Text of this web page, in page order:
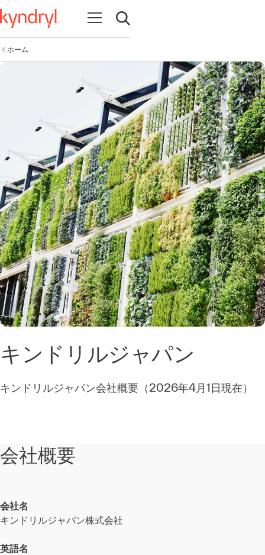
Open navigation
Open search
ホーム
キンドリルジャパン
キンドリルジャパン会社概要（2026年4月1日現在）
会社概要
会社名
キンドリルジャパン株式会社
英語名